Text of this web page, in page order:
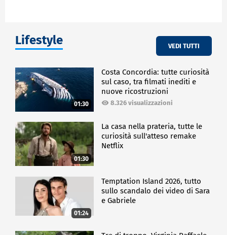
Lifestyle VEDI TUTTI
01:30
Costa Concordia: tutte curiosità
sul caso, tra filmati inediti e
nuove ricostruzioni
8.326 visualizzazioni
01:30
La casa nella prateria, tutte le
curiosità sull'atteso remake
Netflix
01:24
Temptation Island 2026, tutto
sullo scandalo dei video di Sara
e Gabriele